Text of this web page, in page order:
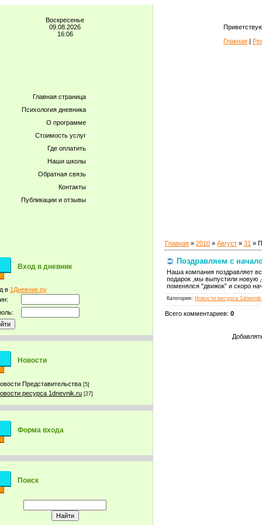
Воскресенье
09.08.2026
16:06
Главная страница
Психология дневника
О программе
Стоимость услуг
Где оплатить
Наши школы
Обратная связь
Контакты
Публикации и отзывы
Вход в дневник
в 1Дневник.ру
Новости
Представительства [5]
ресурса 1dnevnik.ru [27]
Форма входа
Поиск
Главная |
Главная » 2010 » Август » 31 »
Поздравляем с
Наша компания поздравляет
подарок ,мы выпустили новую
поменялся "движок” и скоро
Категория: Новости ресурса
Всего комментариев: 0